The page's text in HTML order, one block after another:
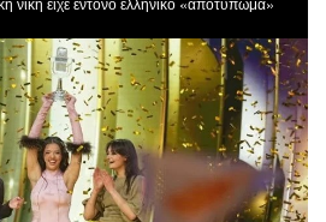
είχε έντονο ελληνικό «αποτύπωμα»